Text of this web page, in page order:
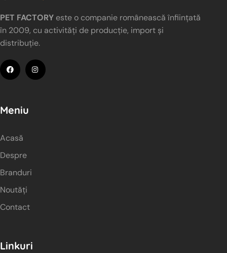
PET FACTORY este o companie românească înființată
în 2009, cu activități de producție, import și
distribuție.
Meniu
Acasă
Despre
Branduri
Noutăți
Contact
Linkuri